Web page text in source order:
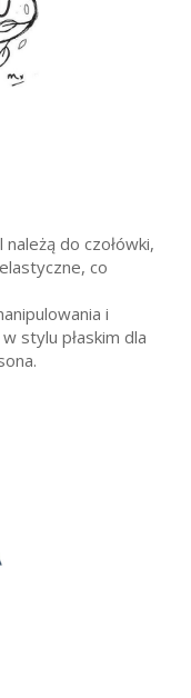
do czołówki,
co
i
stylu płaskim dla